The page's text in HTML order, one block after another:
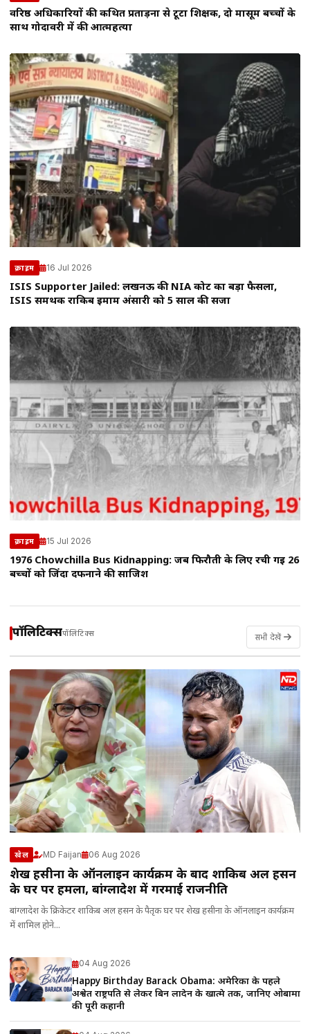
वरिष्ठ अधिकारियों की कथित प्रताड़ना से टूटा शिक्षक, दो मासूम बच्चों के
साथ गोदावरी में की आत्महत्या
क्राइम 16 Jul 2026
ISIS Supporter Jailed: लखनऊ की NIA कोर्ट का बड़ा फैसला,
ISIS समर्थक राकिब इमाम अंसारी को 5 साल की सजा
क्राइम 15 Jul 2026
1976 Chowchilla Bus Kidnapping: जब फिरौती के लिए रची गई 26
बच्चों को जिंदा दफनाने की साजिश
पॉलिटिक्सपॉलिटिक्स सभी देखें
खेल MD Faijan 06 Aug 2026
शेख हसीना के ऑनलाइन कार्यक्रम के बाद शाकिब अल हसन
के घर पर हमला, बांग्लादेश में गरमाई राजनीति
बांग्लादेश के क्रिकेटर शाकिब अल हसन के पैतृक घर पर शेख हसीना के ऑनलाइन कार्यक्रम
में शामिल होने...
04 Aug 2026
Happy Birthday Barack Obama: अमेरिका के पहले
अश्वेत राष्ट्रपति से लेकर बिन लादेन के खात्मे तक, जानिए ओबामा
की पूरी कहानी